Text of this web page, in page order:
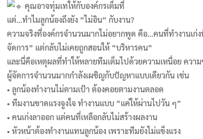
คุณอาจทุ่มเทให้กับองค์กรเต็มที่
แต่…ทำไมลูกน้องถึงยัง “ไม่อิน” กับงาน?
ความจริงที่องค์กรจำนวนมากไม่อยากพูด คือ…คนที่ทำงานเก่
จัดการ” แต่กลับไม่เคยถูกสอนให้ “บริหารคน”
และนี่คือเหตุผลที่ทำให้หลายทีมเต็มไปด้วยความเหนื่อย ควา
ผู้จัดการจำนวนมากกำลังเผชิญกับปัญหาแบบเดียวกัน เช่น
• ลูกน้องทำงานไม่ตามเป้า ต้องคอยตามงานตลอด
• ทีมงานขาดแรงจูงใจ ทำงานแบบ “แค่ให้ผ่านไปวัน ๆ”
• คนเก่งลาออก แต่คนที่เหลือกลับไม่สร้างผลงาน
• หัวหน้าต้องทำงานแทนลูกน้อง เพราะทีมยังไม่แข็งแรง